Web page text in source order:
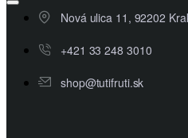
Nová ulica 11, 92202
+421 33 248 3010
shop@tutifruti.sk